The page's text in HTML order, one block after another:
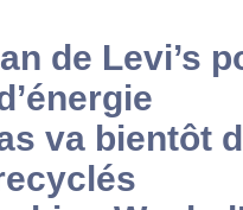
de Levi’s
va bientôt